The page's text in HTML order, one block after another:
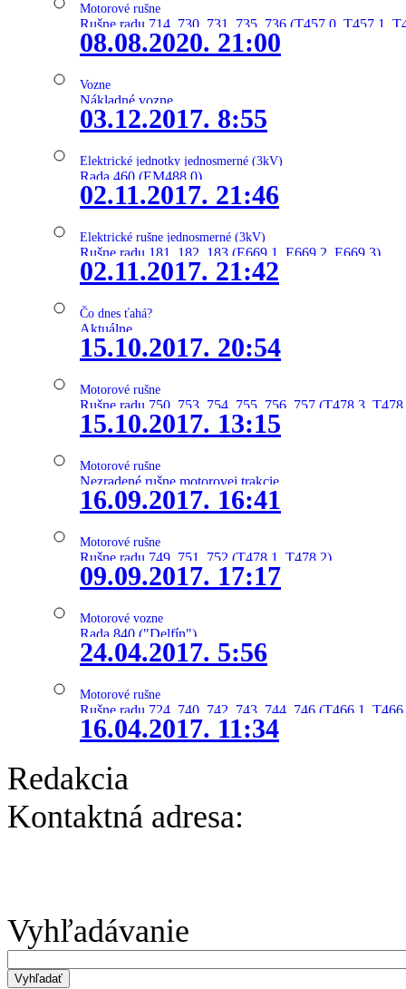
Motorové rušne
Rušne radu 714, 730, 731, 735, 736 (T457.0, T457.1,
08.08.2020. 21:00
Vozne
Nákladné vozne
03.12.2017. 8:55
Elektrické jednotky jednosmerné (3kV)
Rada 460 (EM488.0)
02.11.2017. 21:46
Elektrické rušne jednosmerné (3kV)
Rušne radu 181, 182, 183 (E669.1, E669.2, E669.3)
02.11.2017. 21:42
Čo dnes ťahá?
Aktuálne
15.10.2017. 20:54
Motorové rušne
Rušne radu 750, 753, 754, 755, 756, 757 (T478.3,
15.10.2017. 13:15
Motorové rušne
Nezradené rušne motorovej trakcie
16.09.2017. 16:41
Motorové rušne
Rušne radu 749, 751, 752 (T478.1, T478.2)
09.09.2017. 17:17
Motorové vozne
Rada 840 ("Delfín")
24.04.2017. 5:56
Motorové rušne
Rušne radu 724, 740, 742, 743, 744, 746 (T466.1,
16.04.2017. 11:34
Redakcia
Kontaktná adresa:
Vyhľadávanie